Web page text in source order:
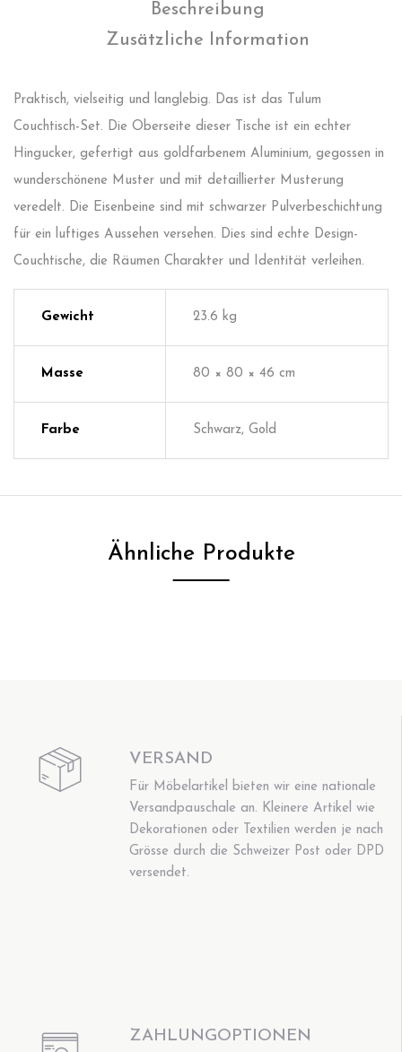
Beschreibung
Zusätzliche Information
Praktisch, vielseitig und langlebig. Das ist das Tulum
Couchtisch-Set. Die Oberseite dieser Tische ist ein echter
Hingucker, gefertigt aus goldfarbenem Aluminium, gegossen in
wunderschönene Muster und mit detaillierter Musterung
veredelt. Die Eisenbeine sind mit schwarzer Pulverbeschichtung
für ein luftiges Aussehen versehen. Dies sind echte Design-
Couchtische, die Räumen Charakter und Identität verleihen.
Gewicht 23.6 kg
Masse 80 × 80 × 46 cm
Farbe Schwarz, Gold
Ähnliche Produkte
VERSAND
Für Möbelartikel bieten wir eine nationale
Versandpauschale an. Kleinere Artikel wie
Dekorationen oder Textilien werden je nach
Grösse durch die Schweizer Post oder DPD
versendet.
ZAHLUNGOPTIONEN